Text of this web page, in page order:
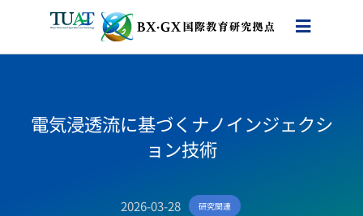
content
電気浸透流に基づくナノインジェクシ
ョン技術
2026-03-28 研究関連